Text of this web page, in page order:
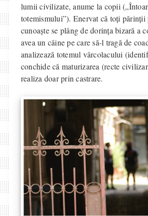
lumii civilizate, anume la copii
totemismului”). Enervat că toți părinții
cunoaște se plâng de dorința bizară a
avea un câine pe care să-l tragă de
analizează totemul vârcolacului
conchide că maturizarea (recte
realiza doar prin castrare.